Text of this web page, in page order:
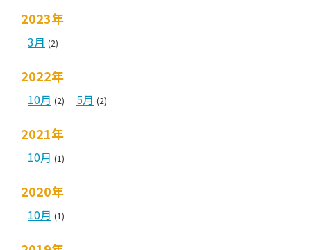
2023年
3月 (2)
2022年
10月 (2) 5月 (2)
2021年
10月 (1)
2020年
10月 (1)